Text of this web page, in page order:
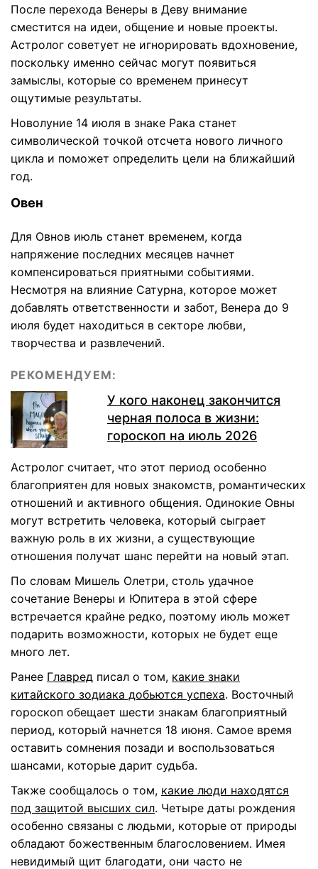
После перехода Венеры в Деву внимание
сместится на идеи, общение и новые проекты.
Астролог советует не игнорировать вдохновение,
поскольку именно сейчас могут появиться
замыслы, которые со временем принесут
ощутимые результаты.
Новолуние 14 июля в знаке Рака станет
символической точкой отсчета нового личного
цикла и поможет определить цели на ближайший
год.
Овен
Для Овнов июль станет временем, когда
напряжение последних месяцев начнет
компенсироваться приятными событиями.
Несмотря на влияние Сатурна, которое может
добавлять ответственности и забот, Венера до 9
июля будет находиться в секторе любви,
творчества и развлечений.
РЕКОМЕНДУЕМ:
У кого наконец закончится
черная полоса в жизни:
гороскоп на июль 2026
Астролог считает, что этот период особенно
благоприятен для новых знакомств, романтических
отношений и активного общения. Одинокие Овны
могут встретить человека, который сыграет
важную роль в их жизни, а существующие
отношения получат шанс перейти на новый этап.
По словам Мишель Олетри, столь удачное
сочетание Венеры и Юпитера в этой сфере
встречается крайне редко, поэтому июль может
подарить возможности, которых не будет еще
много лет.
Ранее Главред писал о том, какие знаки
китайского зодиака добьются успеха. Восточный
гороскоп обещает шести знакам благоприятный
период, который начнется 18 июня. Самое время
оставить сомнения позади и воспользоваться
шансами, которые дарит судьба.
Также сообщалось о том, какие люди находятся
под защитой высших сил. Четыре даты рождения
особенно связаны с людьми, которые от природы
обладают божественным благословением. Имея
невидимый щит благодати, они часто не